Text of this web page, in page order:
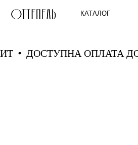
КАТАЛОГ
ДОСТУПНА